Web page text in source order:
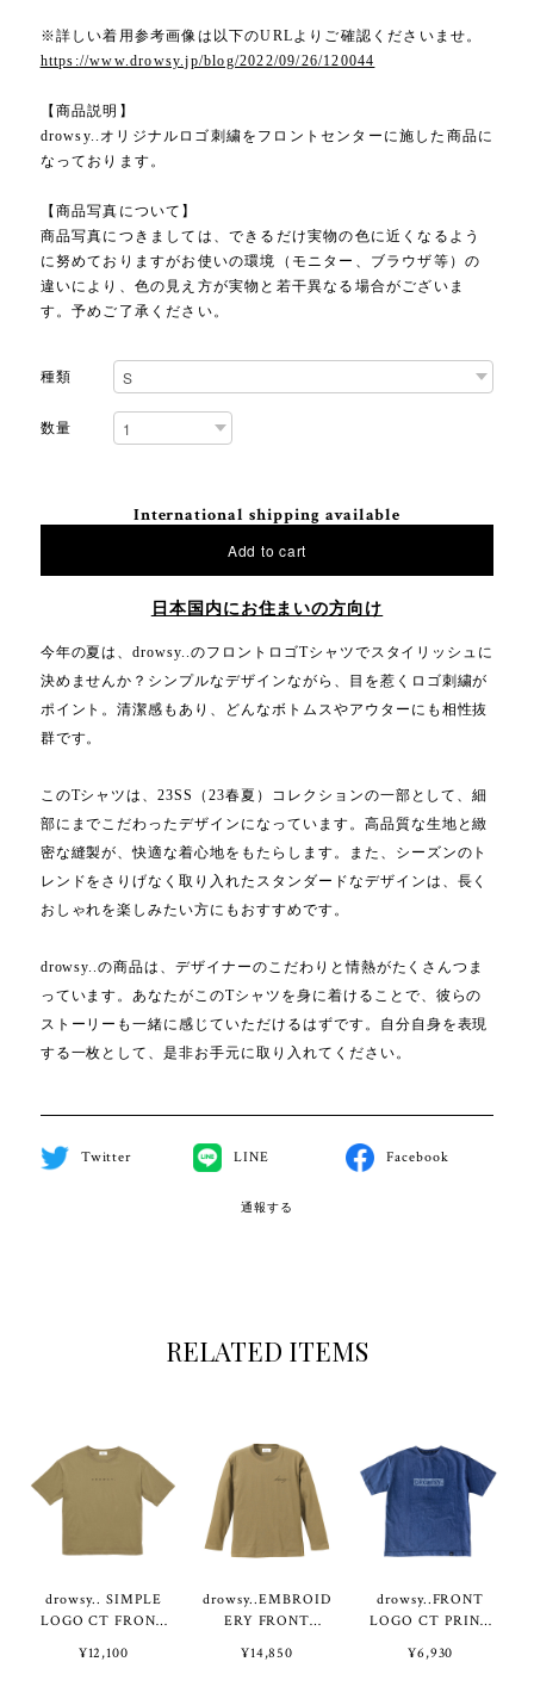
※詳しい着用参考画像は以下のURLよりご確認くださいませ。
https://www.drowsy.jp/blog/2022/09/26/120044
【商品説明】
drowsy..オリジナルロゴ刺繍をフロントセンターに施した商品に
なっております。
【商品写真について】
商品写真につきましては、できるだけ実物の色に近くなるよう
に努めておりますがお使いの環境（モニター、ブラウザ等）の
違いにより、色の見え方が実物と若干異なる場合がございま
す。予めご了承ください。
種類
数量
International shipping available
Add to cart
日本国内にお住まいの方向け
今年の夏は、drowsy..のフロントロゴTシャツでスタイリッシュに
決めませんか？シンプルなデザインながら、目を惹くロゴ刺繍が
ポイント。清潔感もあり、どんなボトムスやアウターにも相性抜
群です。
このTシャツは、23SS（23春夏）コレクションの一部として、細
部にまでこだわったデザインになっています。高品質な生地と緻
密な縫製が、快適な着心地をもたらします。また、シーズンのト
レンドをさりげなく取り入れたスタンダードなデザインは、長く
おしゃれを楽しみたい方にもおすすめです。
drowsy..の商品は、デザイナーのこだわりと情熱がたくさんつま
っています。あなたがこのTシャツを身に着けることで、彼らの
ストーリーも一緒に感じていただけるはずです。自分自身を表現
する一枚として、是非お手元に取り入れてください。
Twitter LINE Facebook
通報する
RELATED ITEMS
drowsy.. SIMPLE
LOGO CT FRONT
¥12,100
drowsy..EMBROID
ERY FRONT
SLEEVE TEE /
¥14,850
drowsy..FRONT
LOGO CT PRINT
¥6,930